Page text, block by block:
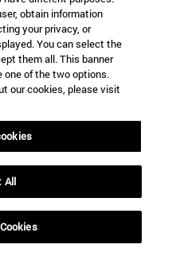
Varios artistas
obtain information
your privacy, or
You can select the
them all. This banner
one of the two options.
our cookies, please visit
All